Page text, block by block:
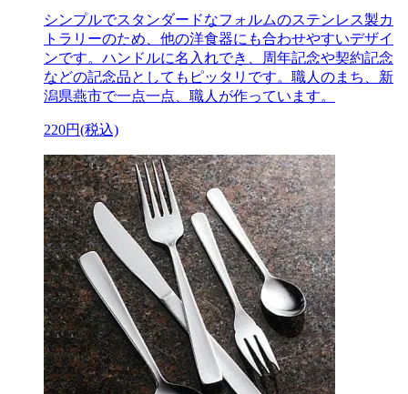
シンプルでスタンダードなフォルムのステンレス製カ
トラリーのため、他の洋食器にも合わせやすいデザイ
ンです。ハンドルに名入れでき、周年記念や契約記念
などの記念品としてもピッタリです。職人のまち、新
潟県燕市で一点一点、職人が作っています。
220円(税込)